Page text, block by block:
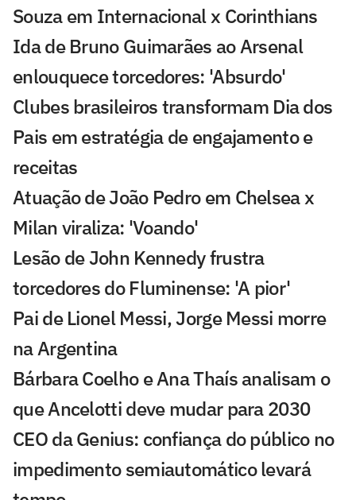
Souza em Internacional x Corinthians
Ida de Bruno Guimarães ao Arsenal
enlouquece torcedores: 'Absurdo'
Clubes brasileiros transformam Dia dos
Pais em estratégia de engajamento e
receitas
Atuação de João Pedro em Chelsea x
Milan viraliza: 'Voando'
Lesão de John Kennedy frustra
torcedores do Fluminense: 'A pior'
Pai de Lionel Messi, Jorge Messi morre
na Argentina
Bárbara Coelho e Ana Thaís analisam o
que Ancelotti deve mudar para 2030
CEO da Genius: confiança do público no
impedimento semiautomático levará